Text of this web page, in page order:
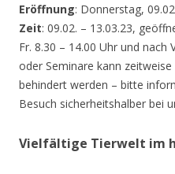
Eröffnung: Donnerstag,
Zeit: 09.02. – 13.03.23,
Fr. 8.30 – 14.00 Uhr und nach
oder Seminare kann
behindert werden – bitte
Besuch sicherheitshalber bei
Vielfältige Tierwelt im